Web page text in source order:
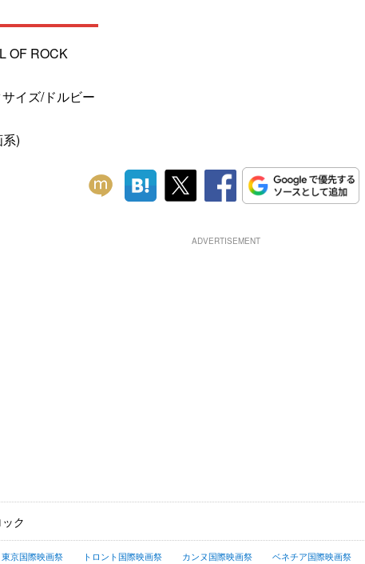
OF ROCK
イズ/ドルビー
)
ADVERTISEMENT
ク
東京国際映画祭 トロント国際映画祭 カンヌ国際映画祭 ベネチア国際映画祭